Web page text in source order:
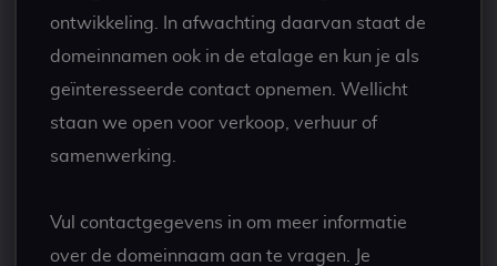
ontwikkeling. In afwachting daarvan staat de
domeinnamen ook in de etalage en kun je als
geïnteresseerde contact opnemen. Wellicht
staan we open voor verkoop, verhuur of
samenwerking.
Vul contactgegevens in om meer informatie
over de domeinnaam aan te vragen. Je